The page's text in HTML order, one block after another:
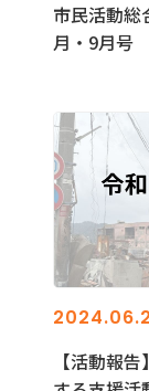
市民活動総
月・9月号
【活動報